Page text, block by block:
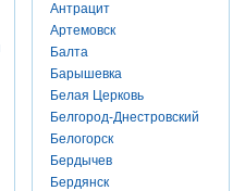
Антрацит
Артемовск
Балта
Барышевка
Белая Церковь
Белгород-Днестровский
Белогорск
Бердычев
Бердянск